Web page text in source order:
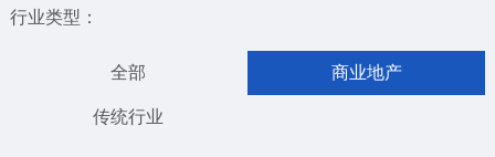
行业类型：
全部 商业地产
传统行业